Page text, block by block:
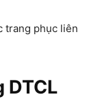
trang phục liên
DTCL